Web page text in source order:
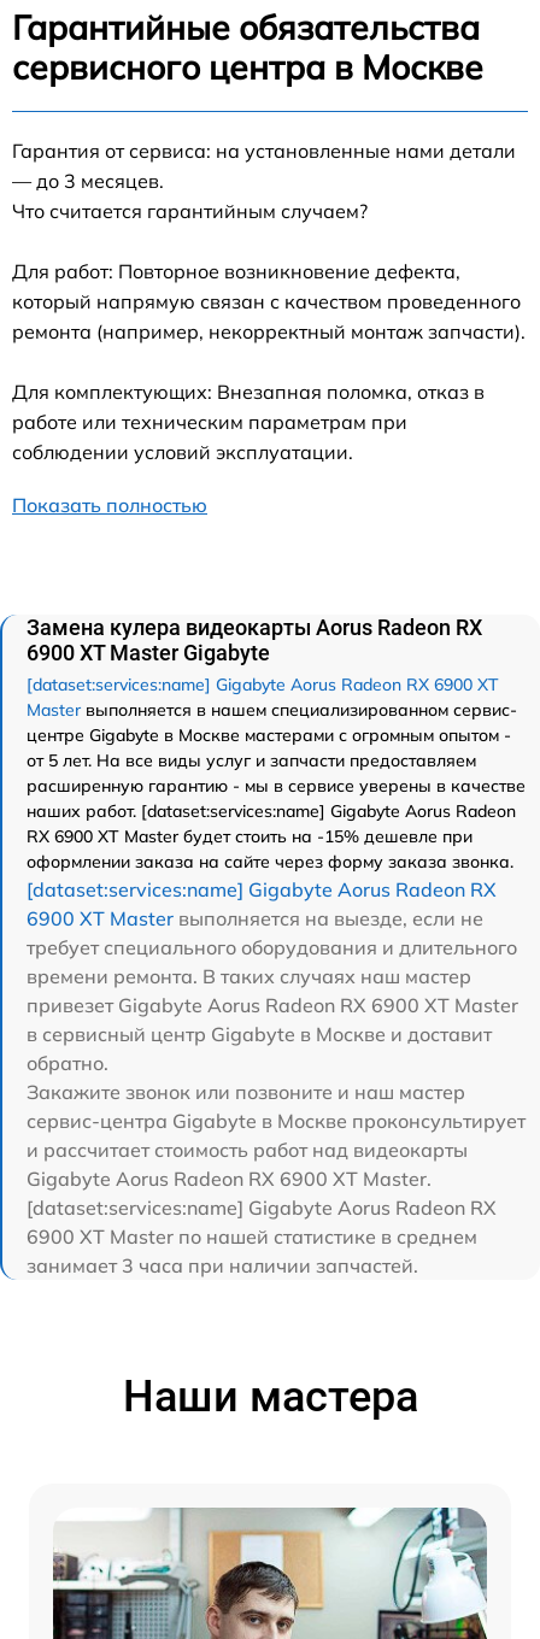
Гарантийные обязательства
сервисного центра в Москве
Гарантия от сервиса: на установленные нами детали
— до 3 месяцев.
Что считается гарантийным случаем?
Для работ: Повторное возникновение дефекта,
который напрямую связан с качеством проведенного
ремонта (например, некорректный монтаж запчасти).
Для комплектующих: Внезапная поломка, отказ в
работе или техническим параметрам при
соблюдении условий эксплуатации.
Показать полностью
Замена кулера видеокарты Aorus Radeon RX
6900 XT Master Gigabyte
[dataset:services:name] Gigabyte Aorus Radeon RX 6900 XT
Masterвыполняется в нашем специализированном сервис-
центре Gigabyte в Москве мастерами с огромным опытом -
от 5 лет. На все виды услуг и запчасти предоставляем
расширенную гарантию - мы в сервисе уверены в качестве
наших работ. [dataset:services:name] Gigabyte Aorus Radeon
RX 6900 XT Master будет стоить на -15% дешевле при
оформлении заказа на сайте через форму заказа звонка.
[dataset:services:name] Gigabyte Aorus Radeon RX
6900 XT Master выполняется на выезде, если не
требует специального оборудования и длительного
времени ремонта. В таких случаях наш мастер
привезет Gigabyte Aorus Radeon RX 6900 XT Master
в сервисный центр Gigabyte в Москве и доставит
обратно.
Закажите звонок или позвоните и наш мастер
сервис-центра Gigabyte в Москве проконсультирует
и рассчитает стоимость работ над видеокарты
Gigabyte Aorus Radeon RX 6900 XT Master.
[dataset:services:name] Gigabyte Aorus Radeon RX
6900 XT Master по нашей статистике в среднем
занимает 3 часа при наличии запчастей.
Наши мастера